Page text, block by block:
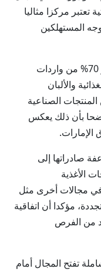
تعتبر مركزا مثاليا
المستهلكين
وقال رئيس الوزراء النيوزيلندي، إن نحو 70% من واردات
والألبان
المنتجات الصناعية
بأن ذلك يعكس
الإمارات.
صادراتها إلى
الأغذية
في مجالات أخرى مثل
مؤكدا أن اتفاقية
من الفرص
تفتح المجال أمام